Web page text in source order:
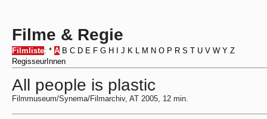
Filme & Regie
Filmliste: * A B C D E F G H J K L M N O P R S T U V W Y Z
RegisseurInnen
All people is plastic
Filmmuseum/Synema/Filmarchiv, AT 2005, 12 min.